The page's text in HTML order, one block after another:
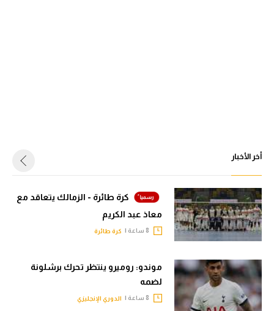
أخر الأخبار
كرة طائرة - الزمالك يتعاقد مع
معاذ عبد الكريم
كرة طائرة
موندو: روميرو ينتظر تحرك برشلونة
لضمه
الدوري الإنجليزي